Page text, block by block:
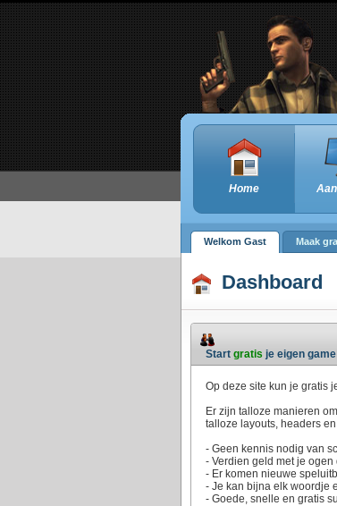
Home
Welkom Gast Maak
Dashboard
Start gratis je eigen
Op deze site kun je gratis
Er zijn talloze manieren
talloze layouts, headers
- Geen kennis nodig van
- Verdien geld met je ogen
- Er komen nieuwe
- Je kan bijna elk woordje
- Goede, snelle en gratis